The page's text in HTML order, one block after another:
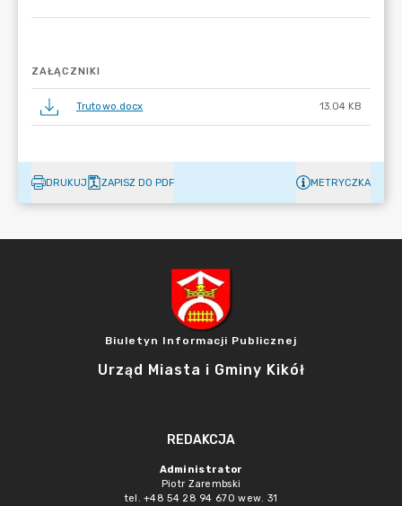
ZAŁĄCZNIKI
Trutowo.docx 13.04 KB
DRUKUJ ZAPISZ DO PDF METRYCZKA
Biuletyn Informacji Publicznej
Urząd Miasta i Gminy Kikół
REDAKCJA
Administrator
Piotr Zarembski
tel. +48 54 28 94 670 wew. 31